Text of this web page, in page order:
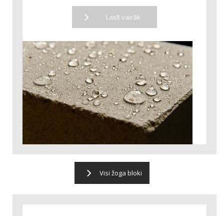
Lasīt vairāk
Visi žoga bloki